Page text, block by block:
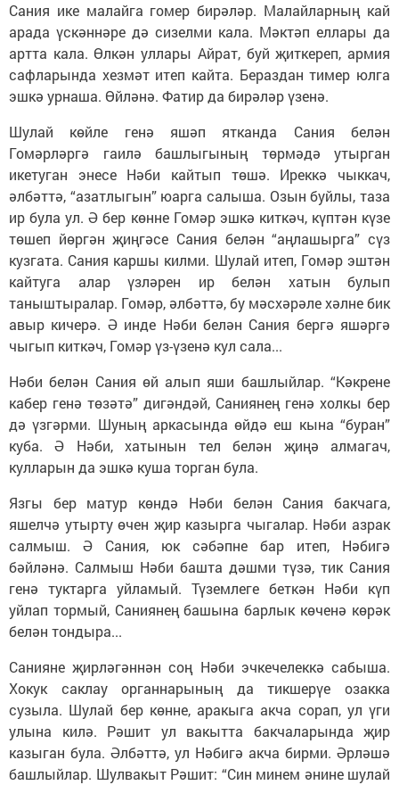
Сания ике малайга гомер бирәләр. Малайларның кай
арада үскәннәре дә сизелми кала. Мәктәп еллары да
артта кала. Өлкән уллары Айрат, буй җиткереп, армия
сафларында хезмәт итеп кайта. Бераздан тимер юлга
эшкә урнаша. Өйләнә. Фатир да бирәләр үзенә.
Шулай көйле генә яшәп ятканда Сания белән
Гомәрләргә гаилә башлыгының төрмәдә утырган
икетуган энесе Нәби кайтып төшә. Иреккә чыккач,
әлбәттә, “азатлыгын” юарга салыша. Озын буйлы, таза
ир була ул. Ә бер көнне Гомәр эшкә киткәч, күптән күзе
төшеп йөргән җиңгәсе Сания белән “аңлашырга” сүз
кузгата. Сания каршы килми. Шулай итеп, Гомәр эштән
кайтуга алар үзләрен ир белән хатын булып
таныштыралар. Гомәр, әлбәттә, бу мәсхәрәле хәлне бик
авыр кичерә. Ә инде Нәби белән Сания бергә яшәргә
чыгып киткәч, Гомәр үз-үзенә кул сала...
Нәби белән Сания өй алып яши башлыйлар. “Кәкрене
кабер генә төзәтә” дигәндәй, Саниянең генә холкы бер
дә үзгәрми. Шуның аркасында өйдә еш кына “буран”
куба. Ә Нәби, хатынын тел белән җиңә алмагач,
кулларын да эшкә куша торган була.
Язгы бер матур көндә Нәби белән Сания бакчага,
яшелчә утырту өчен җир казырга чыгалар. Нәби азрак
салмыш. Ә Сания, юк сәбәпне бар итеп, Нәбигә
бәйләнә. Салмыш Нәби башта дәшми түзә, тик Сания
генә туктарга уйламый. Түземлеге беткән Нәби күп
уйлап тормый, Саниянең башына барлык көченә көрәк
белән тондыра...
Санияне җирләгәннән соң Нәби эчкечелеккә сабыша.
Хокук саклау органнарының да тикшерүе озакка
сузыла. Шулай бер көнне, аракыга акча сорап, ул үги
улына килә. Рәшит ул вакытта бакчаларында җир
казыган була. Әлбәттә, ул Нәбигә акча бирми. Әрләшә
башлыйлар. Шулвакыт Рәшит: “Син минем әнине шулай